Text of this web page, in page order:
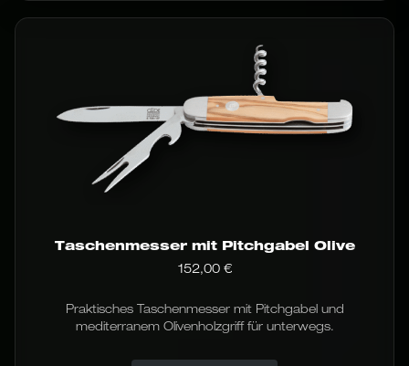
Taschenmesser mit Pitchgabel Olive
152,00 €
Praktisches Taschenmesser mit Pitchgabel und
mediterranem Olivenholzgriff für unterwegs.